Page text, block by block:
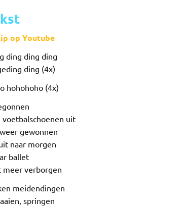
op Youtube
ding ding ding
ding (4x)
hohohoho (4x)
voetbalschoenen uit
gewonnen
naar morgen
ballet
meer verborgen
meidendingen
springen